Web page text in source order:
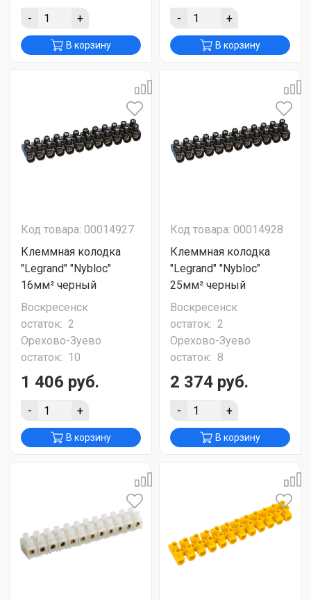
- +
В корзину
- +
В корзину
Код товара: 00014927
Клеммная колодка
"Legrand" "Nybloc"
16мм² черный
Воскресенск
остаток: 2
Орехово-Зуево
остаток: 10
1 406 руб.
- +
В корзину
Код товара: 00014928
Клеммная колодка
"Legrand" "Nybloc"
25мм² черный
Воскресенск
остаток: 2
Орехово-Зуево
остаток: 8
2 374 руб.
- +
В корзину